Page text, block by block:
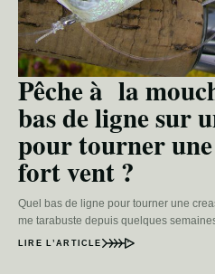
Pêche à la
bas de ligne sur
pour tourner
fort vent ?
Quel bas de ligne pour tourner une
me tarabuste depuis quelques
LIRE L’ARTICLE